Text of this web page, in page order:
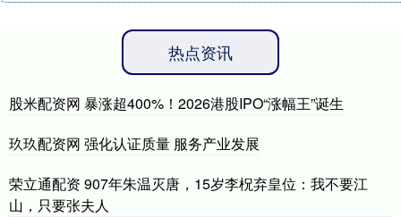
热点资讯
股米配资网 暴涨超400%！2026港股IPO“涨幅王”诞生
玖玖配资网 强化认证质量 服务产业发展
荣立通配资 907年朱温灭唐，15岁李柷弃皇位：我不要江
山，只要张夫人